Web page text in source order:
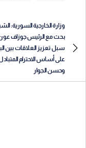
وزارة الخارجية السورية:
بحث مع الرئيس جوزاف
سبل تعزيز العلاقات بين
على أساس الاحترام
وحسن الجوار